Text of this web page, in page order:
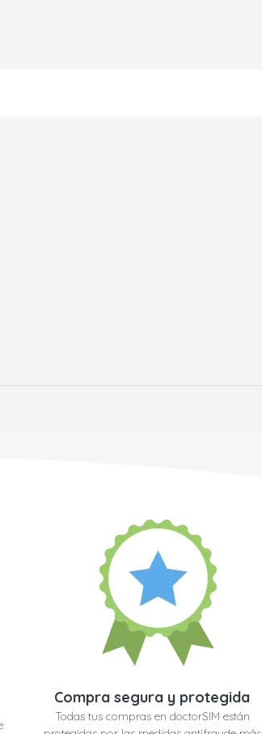
Compra segura y protegida
Todas tus compras en doctorSIM están